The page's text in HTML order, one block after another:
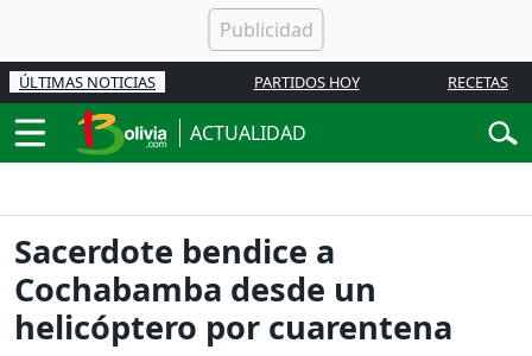
ÚLTIMAS NOTICIAS PARTIDOS HOY RECETAS
ACTUALIDAD
Sacerdote bendice a
Cochabamba desde un
helicóptero por cuarentena